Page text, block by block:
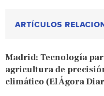
ARTÍCULOS
Madrid: Tecnología
agricultura de
climático (El Ágora